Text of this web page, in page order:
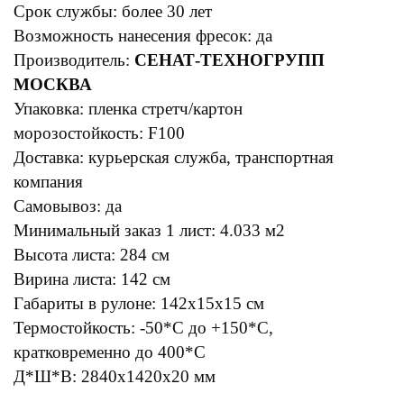
Срок службы: более 30 лет
Возможность нанесения фресок: да
Производитель: СЕНАТ-ТЕХНОГРУПП
МОСКВА
Упаковка: пленка стретч/картон
морозостойкость: F100
Доставка: курьерская служба, транспортная
компания
Самовывоз: да
Минимальный заказ 1 лист: 4.033 м2
Высота листа: 284 см
Вирина листа: 142 см
Габариты в рулоне: 142х15х15 см
Термостойкость: -50*С до +150*С,
кратковременно до 400*С
Д*Ш*В: 2840х1420х20 мм